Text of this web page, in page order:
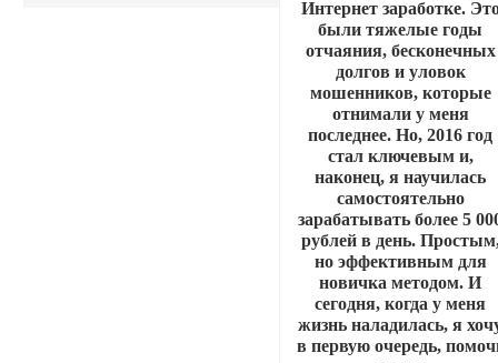
Интернет заработке.
были тяжелые годы
отчаяния, бесконечных
долгов и уловок
мошенников, которые
отнимали у меня
последнее. Но, 2016 год
стал ключевым и,
наконец, я научилась
самостоятельно
зарабатывать более 5
рублей в день.
но эффективным для
новичка методом. И
сегодня, когда у меня
жизнь наладилась, я
в первую очередь,